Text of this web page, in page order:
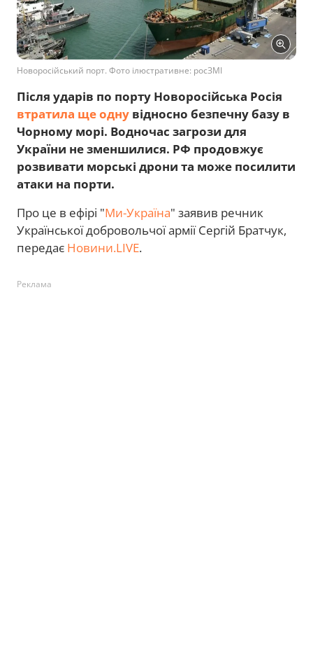
Новоросійський порт. Фото ілюстративне: росЗМІ
Після ударів по порту Новоросійська Росія
втратила ще одну відносно безпечну базу в
Чорному морі. Водночас загрози для
України не зменшилися. РФ продовжує
розвивати морські дрони та може посилити
атаки на порти.
Про це в ефірі "Ми-Україна" заявив речник
Української добровольчої армії Сергій Братчук,
передає Новини.LIVE.
Реклама